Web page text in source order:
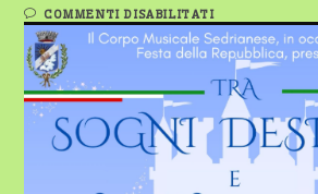
COMMENTI DISABILITATISU
SEDRIANO
CELEBRA
IL
GIUGNO
CON
IL
CONCERTO
DEL
CORPO
MUSICALE
SEDRIANESE